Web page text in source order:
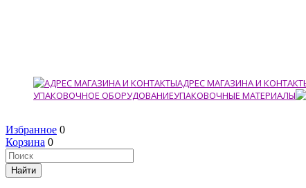
АДРЕС МАГАЗИНА И
УПАКОВОЧНОЕ ОБОРУДОВАНИЕУПАКОВОЧНЫЕ МАТЕРИАЛЫ
Избранное 0
Корзина 0